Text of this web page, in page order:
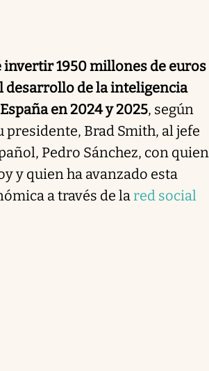
pestaña
pestaña
1950 millones de euros
desarrollo de la inteligencia
en 2024 y 2025, según
presidente, Brad Smith, al jefe
Pedro Sánchez, con quien
y quien ha avanzado esta
a través de lared social